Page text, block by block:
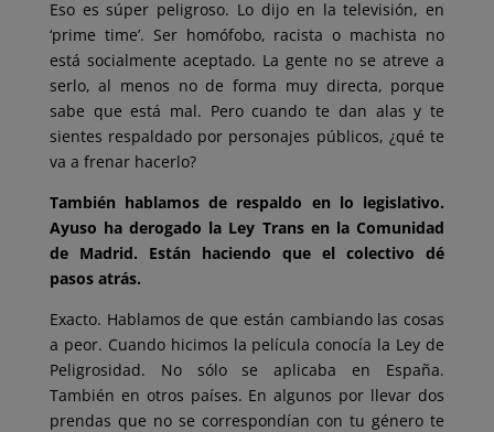
Eso es súper peligroso. Lo dijo en la televisión, en
‘prime time’. Ser homófobo, racista o machista no
está socialmente aceptado. La gente no se atreve a
serlo, al menos no de forma muy directa, porque
sabe que está mal. Pero cuando te dan alas y te
sientes respaldado por personajes públicos, ¿qué te
va a frenar hacerlo?
También hablamos de respaldo en lo legislativo.
Ayuso ha derogado la Ley Trans en la Comunidad
de Madrid. Están haciendo que el colectivo dé
pasos atrás.
Exacto. Hablamos de que están cambiando las cosas
a peor. Cuando hicimos la película conocía la Ley de
Peligrosidad. No sólo se aplicaba en España.
También en otros países. En algunos por llevar dos
prendas que no se correspondían con tu género te